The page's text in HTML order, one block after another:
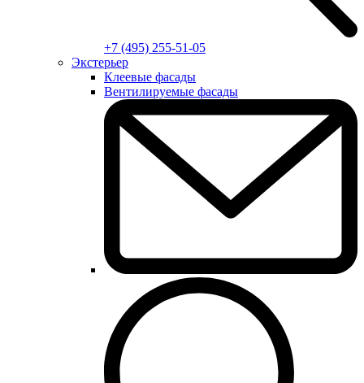
+7 (495) 255-51-05
Экстерьер
Клеевые фасады
Вентилируемые фасады